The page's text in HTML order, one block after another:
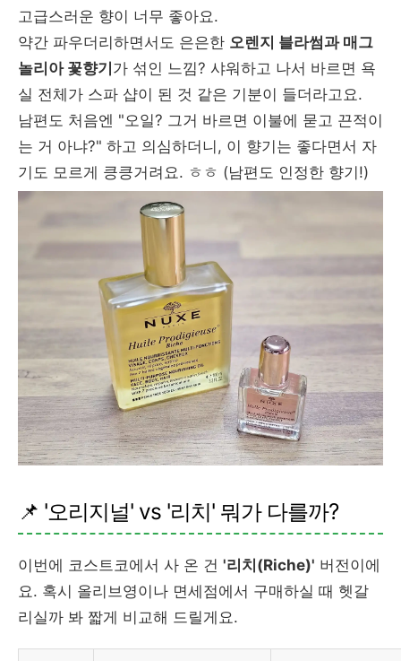
고급스러운 향이 너무 좋아요.
약간 파우더리하면서도 은은한 오렌지 블라썸과 매그
놀리아 꽃향기가 섞인 느낌? 샤워하고 나서 바르면 욕
실 전체가 스파 샵이 된 것 같은 기분이 들더라고요.
남편도 처음엔 "오일? 그거 바르면 이불에 묻고 끈적이
는 거 아냐?" 하고 의심하더니, 이 향기는 좋다면서 자
기도 모르게 킁킁거려요. ㅎㅎ (남편도 인정한 향기!)
📌 '오리지널' vs '리치' 뭐가 다를까?
이번에 코스트코에서 사 온 건 '리치(Riche)' 버전이에
요. 혹시 올리브영이나 면세점에서 구매하실 때 헷갈
리실까 봐 짧게 비교해 드릴게요.